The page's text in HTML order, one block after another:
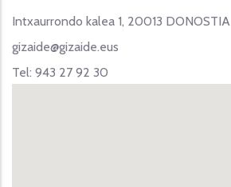
Intxaurrondo kalea 1, 20013 DONOSTIA
gizaide@gizaide.eus
Tel: 943 27 92 30